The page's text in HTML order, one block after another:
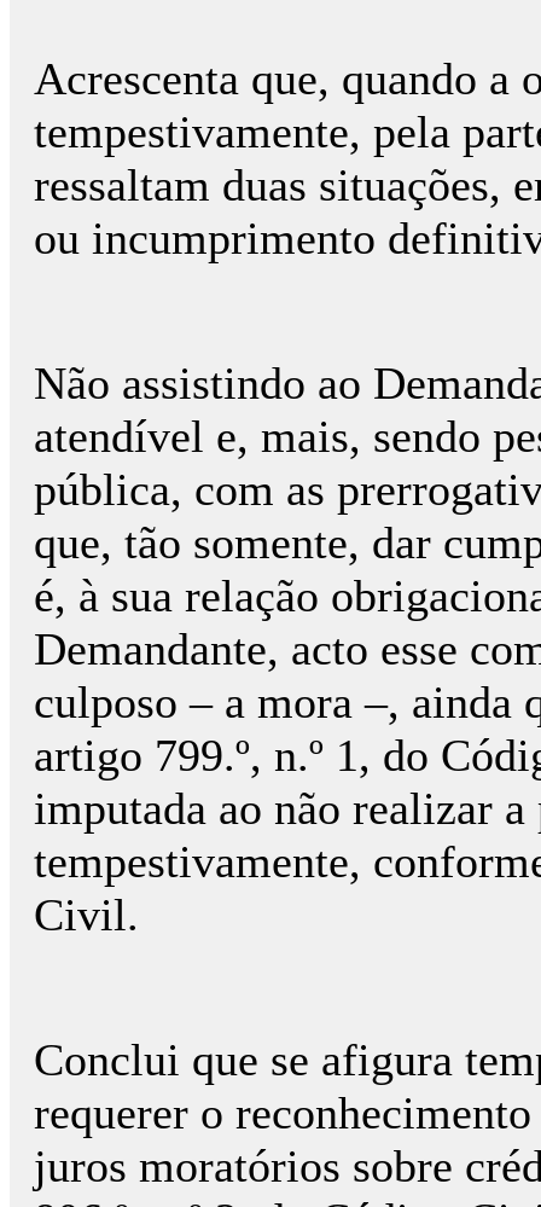
Acrescenta que, quando a
tempestivamente, pela
ressaltam duas situações,
ou incumprimento
Não assistindo ao
atendível e, mais, sendo
pública, com as
que, tão somente, dar
é, à sua relação
Demandante, acto esse
culposo – a mora –, ainda
artigo 799.º, n.º 1, do
imputada ao não realizar
tempestivamente,
Civil.
Conclui que se afigura
requerer o
juros moratórios sobre